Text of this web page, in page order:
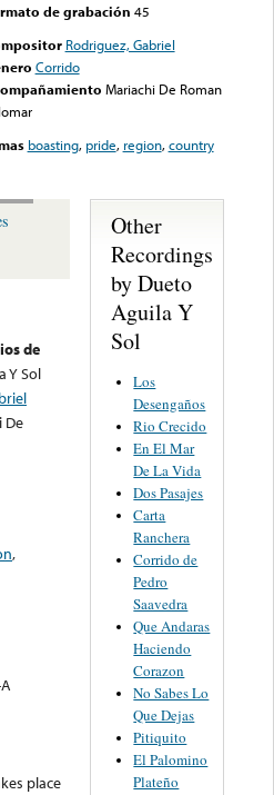
de grabación 45
Rodriguez, Gabriel
Corrido
Mariachi De Roman
boasting, pride, region,country
de
Y Sol
De
,
place
Other
Recordings
by Dueto
Aguila Y
Sol
Los
Desengaños
Rio Crecido
En El Mar
De La Vida
Dos Pasajes
Carta
Ranchera
Corrido de
Pedro
Saavedra
Que Andaras
Haciendo
Corazon
No Sabes Lo
Que Dejas
Pitiquito
El Palomino
Plateño